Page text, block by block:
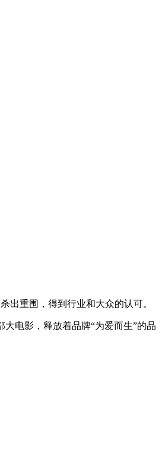
出重围，得到行业和大众的认可。
电影，释放着品牌“为爱而生”的品